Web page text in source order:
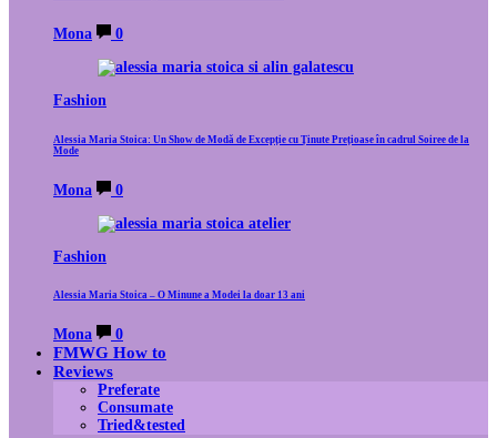
Mona 0
Fashion
Alessia Maria Stoica: Un Show de Modă de Excepție cu Ținute Prețioase în cadrul Soiree de la
Mode
Mona 0
Fashion
Alessia Maria Stoica – O Minune a Modei la doar 13 ani
Mona 0
FMWG How to
Reviews
Preferate
Consumate
Tried&tested